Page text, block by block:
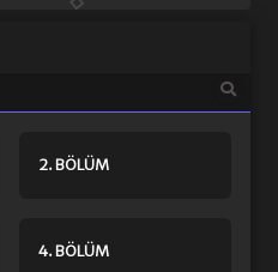
2. BÖLÜM
4. BÖLÜM